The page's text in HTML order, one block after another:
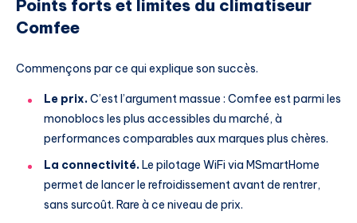
Points forts et limites du climatiseur
Comfee
Commençons par ce qui explique son succès.
Le prix.C’est l’argument massue : Comfee est parmi les
monoblocs les plus accessibles du marché, à
performances comparables aux marques plus chères.
La connectivité.Le pilotage WiFi via MSmartHome
permet de lancer le refroidissement avant de rentrer,
sans surcoût. Rare à ce niveau de prix.